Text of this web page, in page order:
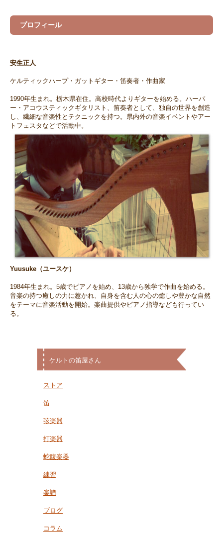
プロフィール
安生正人
ケルティックハープ・ガットギター・笛奏者・作曲家
1990年生まれ。栃木県在住。高校時代よりギターを始める。ハーパ
ー・アコウスティックギタリスト、笛奏者として、独自の世界を創造
し、繊細な音楽性とテクニックを持つ。県内外の音楽イベントやアー
トフェスタなどで活動中。
Yuusuke（ユースケ）
1984年生まれ。5歳でピアノを始め、13歳から独学で作曲を始める。
音楽の持つ癒しの力に惹かれ、自身を含む人の心の癒しや豊かな自然
をテーマに音楽活動を開始。楽曲提供やピアノ指導なども行ってい
る。
ケルトの笛屋さん
ストア
笛
弦楽器
打楽器
蛇腹楽器
練習
楽譜
ブログ
コラム